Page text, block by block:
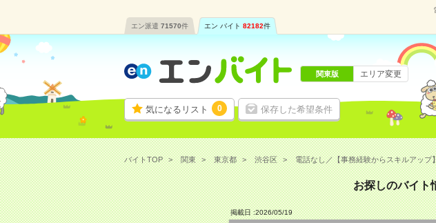
エン派遣 71570件 エン バイト 82182件
気になるリスト 0 保存した希望条件
関東版 エリア変更
バイトTOP 関東 東京都 渋谷区 電話なし／【事務経験からスキルアップ
お探しのバイト
掲載日 :2026/05/19